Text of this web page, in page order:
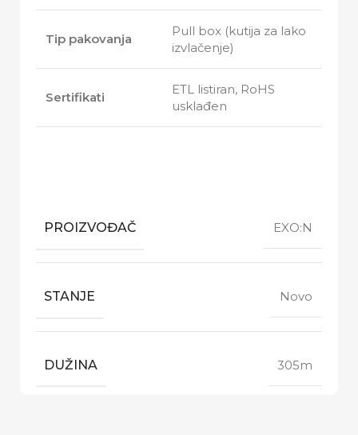
Tip pakovanja
Pull box (kutija za lako
izvlačenje)
Sertifikati
ETL listiran, RoHS
usklađen
PROIZVOĐAČ EXO:N
STANJE Novo
DUŽINA 305m